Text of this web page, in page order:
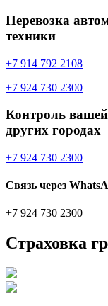
Перевозка
техники
+7 914 792 2108
+7 924 730 2300
Контроль
других городах
+7 924 730 2300
Связь через
+7 924 730 2300
Страховка